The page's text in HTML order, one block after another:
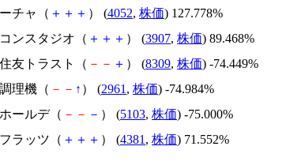
チャ（ ＋ ＋ ＋ ） (4052, 株価) 127.778%
ンスタジオ（ ＋ ＋ ＋ ） (3907, 株価) 89.468%
友トラスト（ － － ＋ ） (8309, 株価) -74.449%
理機（ － － ↑ ） (2961 , 株価) -74.984%
ールデ（ － － － ） (5103, 株価) -75.000%
ラッツ（ ＋ ＋ ＋ ） (4381 , 株価) 71.552%